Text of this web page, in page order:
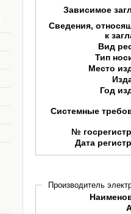
Зависимое
Сведения,
к
Вид
Тип
Место
Год
Системные
№
Дата
Производитель